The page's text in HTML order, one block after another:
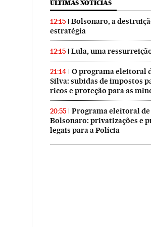
ÚLTIMAS NOTICIAS
12:15
Bolsonaro, a
estratégia
12:15 Lula, uma
21:14
O programa eleitoral
Silva: subidas de impostos
ricos e proteção para as
20:55
Programa eleitoral de
Bolsonaro: privatizações e
legais para a Polícia